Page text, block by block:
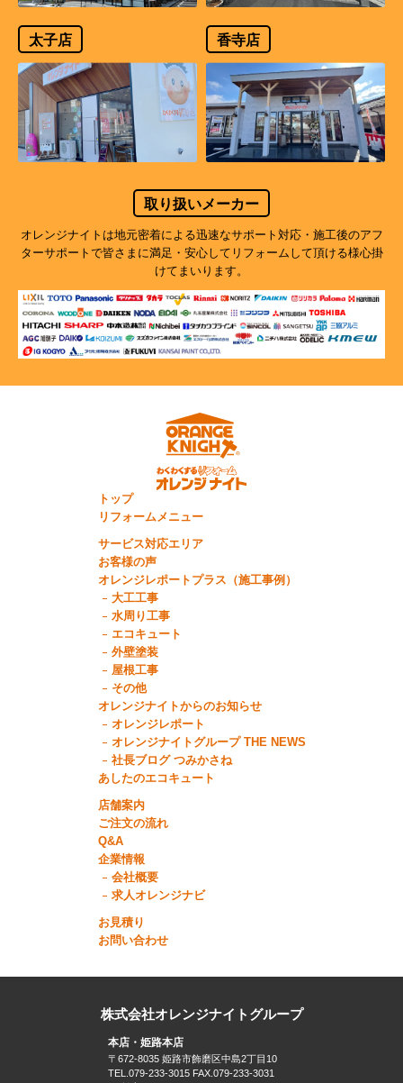
太子店 香寺店
取り扱いメーカー
オレンジナイトは地元密着による迅速なサポート対応・施工後のアフ
ターサポートで皆さまに満足・安心してリフォームして頂ける様心掛
けてまいります。
トップ
リフォームメニュー
サービス対応エリア
お客様の声
オレンジレポートプラス（施工事例）
大工工事
水周り工事
エコキュート
外壁塗装
屋根工事
その他
オレンジナイトからのお知らせ
オレンジレポート
オレンジナイトグループ THE NEWS
社長ブログ つみかさね
あしたのエコキュート
店舗案内
ご注文の流れ
Q&A
企業情報
会社概要
求人オレンジナビ
お見積り
お問い合わせ
株式会社オレンジナイトグループ
本店・姫路本店
〒672-8035 姫路市飾磨区中島2丁目10
TEL.079-233-3015 FAX.079-233-3031